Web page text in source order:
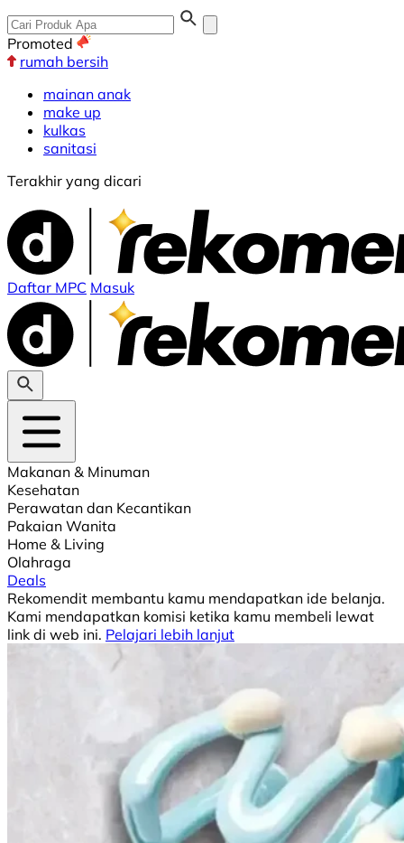
Promoted
rumah bersih
mainan anak
make up
kulkas
sanitasi
Terakhir yang dicari
Daftar MPC Masuk
Makanan & Minuman
Kesehatan
Perawatan dan Kecantikan
Pakaian Wanita
Home & Living
Olahraga
Deals
Rekomendit membantu kamu mendapatkan ide belanja.
Kami mendapatkan komisi ketika kamu membeli lewat
link di web ini. Pelajari lebih lanjut